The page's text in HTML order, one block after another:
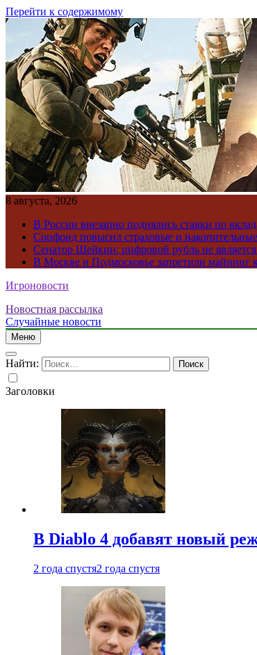
Перейти к содержимому
8 августа, 2026
В России внезапно поднялись ставки по
Соцфонд повысил страховые и
Сенатор Шейкин: цифровой рубль не
В Москве и Подмосковье запретили майнинг
Игроновости
Новостная рассылка
Случайные новости
Меню
Найти:
Заголовки
В Diablo 4 добавят новый
2 года спустя2 года спустя